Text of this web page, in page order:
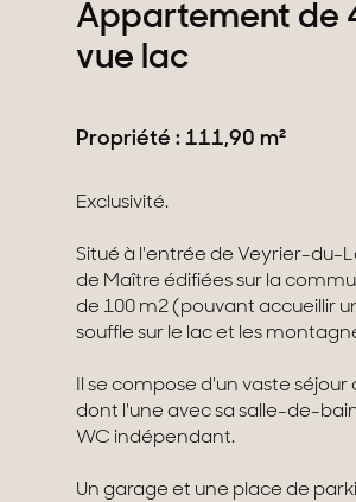
Appartement de
vue lac
Propriété : 111,90 m²
Exclusivité.
Situé à l'entrée de Veyrier-du-
de Maître édifiées sur la
de 100 m2 (pouvant accueillir
souffle sur le lac et les
Il se compose d'un vaste
dont l'une avec sa salle-de-
WC indépendant.
Un garage et une place de